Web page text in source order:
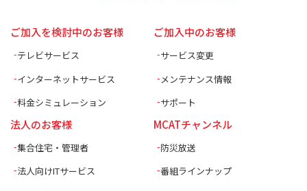
ご加入を検討中のお客様
テレビサービス
インターネットサービス
料金シミュレーション
ご加入中のお客様
サービス変更
メンテナンス情報
サポート
法人のお客様
集合住宅・管理者
法人向けITサービス
MCATチャンネル
防災放送
番組ラインナップ